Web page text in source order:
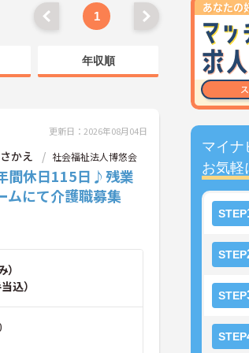
マイナ
お気軽
STEP
STEP
STEP
STEP
1
年収順
更新日：2026年08月04日
かえ 社会福祉法人博悠会
間休日115日♪残業
にて介護職募集
込）